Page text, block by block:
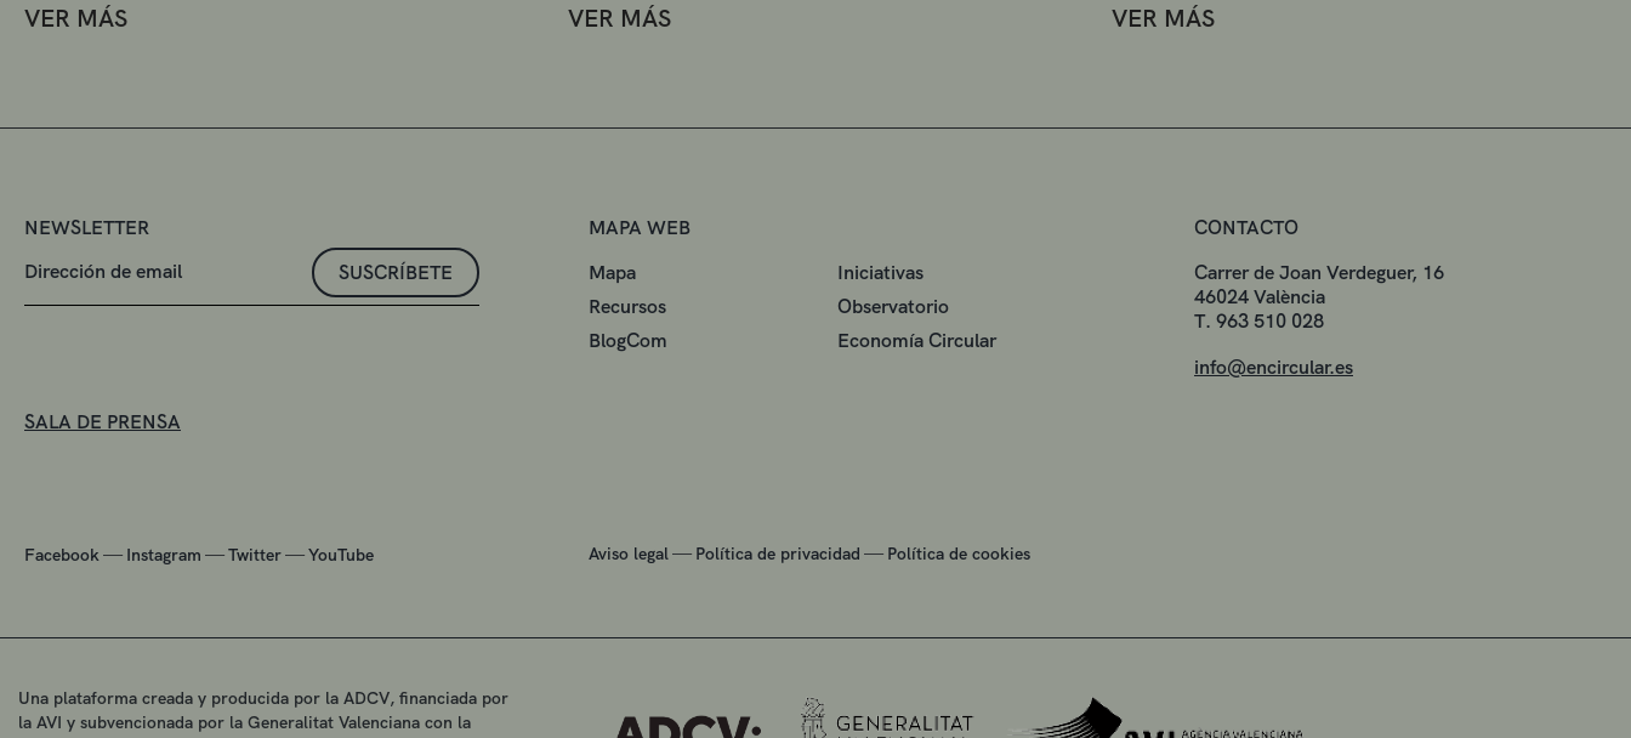
VER MÁS VER MÁS VER MÁS
NEWSLETTER
SUSCRÍBETE
SALA DE PRENSA
Facebook — Instagram —Twitter—YouTube
MAPA WEB
Mapa
Iniciativas
Recursos
Observatorio
BlogCom
Economía Circular
Aviso legal — Política de privacidad — Política de cookies
CONTACTO
Carrer de Joan Verdeguer, 16
46024 València
T. 963 510 028
info@encircular.es
Una plataforma creada y producida por la ADCV, financiada por
la AVI y subvencionada por la Generalitat Valenciana con la